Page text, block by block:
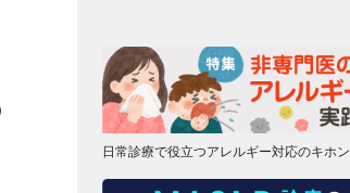
日常診療で役立つアレルギー対応のキホン